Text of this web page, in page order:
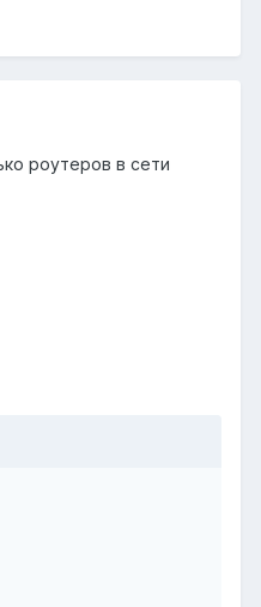
роутеров в сети